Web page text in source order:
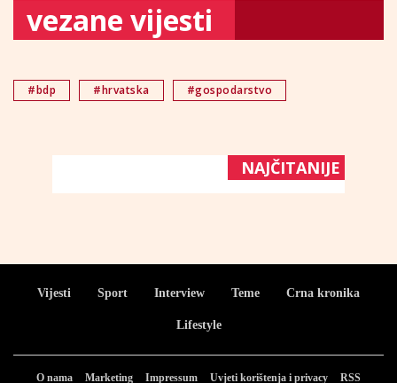
vezane vijesti
#bdp #hrvatska #gospodarstvo
NAJČITANIJE
Vijesti Sport Interview Teme Crna kronika
Lifestyle
O nama Marketing Impressum Uvjeti korištenja i privacy RSS